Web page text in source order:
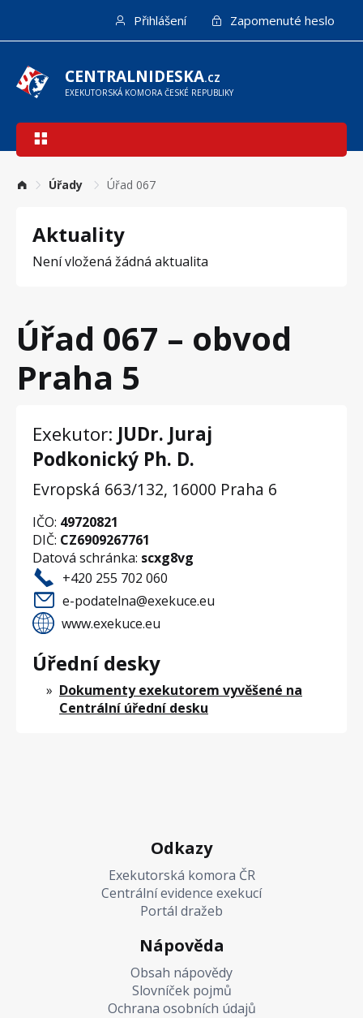
hlavnímu
obsahu
Přihlášení Zapomenuté heslo
CENTRALNIDESKA.CZ
EXEKUTORSKÁ KOMORA ČESKÉ REPUBLIKY
Hlavní
navigace
Úřady Úřad 067
Aktuality
Není vložená žádná aktualita
Úřad 067 – obvod
Praha 5
Exekutor: JUDr. Juraj
Podkonický Ph. D.
Evropská 663/132, 16000 Praha 6
IČO: 49720821
DIČ: CZ6909267761
Datová schránka: scxg8vg
+420 255 702 060
e-podatelna@exekuce.eu
www.exekuce.eu
Úřední desky
Dokumenty exekutorem vyvěšené na
Centrální úřední desku
Odkazy
Exekutorská komora ČR
Centrální evidence exekucí
Portál dražeb
Nápověda
Obsah nápovědy
Slovníček pojmů
Ochrana osobních údajů